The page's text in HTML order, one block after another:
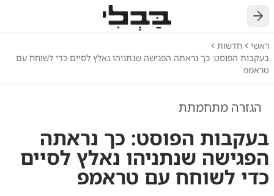
חזרה
ראשי
חדשות
בעקבות הפוסט: כך נראתה הפגישה שנתניהו נאלץ לסיים כדי לשוחח עם
טראמפ
הגזרה מתחמתת
בעקבות הפוסט: כך נראתה
הפגישה שנתניהו נאלץ לסיים
כדי לשוחח עם טראמפ